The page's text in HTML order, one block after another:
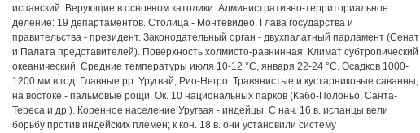
испанский. Верующие в основном католики. Административно-территориальное
деление: 19 департаментов. Столица - Монтевидео. Глава государства и
правительства - президент. Законодательный орган - двухпалатный парламент (Сенат
и Палата представителей). Поверхность холмисто-равнинная. Климат субтропический
океанический. Средние температуры июля 10-12 °С, января 22-24 °С. Осадков 1000-
1200 мм в год. Главные рр. Уругвай, Рио-Негро. Травянистые и кустарниковые саванны,
на востоке - пальмовые рощи. Ок. 10 национальных парков (Кабо-Полоньо, Санта-
Тереса и др.). Коренное население Уругвая - индейцы. С нач. 16 в. испанцы вели
борьбу против индейских племен; к кон. 18 в. они установили систему